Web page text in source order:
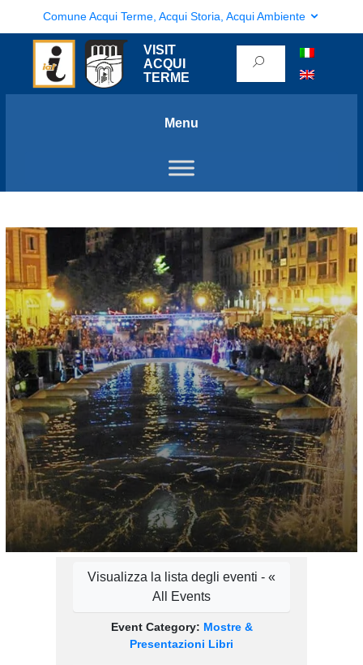
Comune Acqui Terme, Acqui Storia, Acqui Ambiente
VISIT
ACQUI
TERME
Menu
Visualizza la lista degli eventi - «
All Events
Event Category: Mostre &
Presentazioni Libri